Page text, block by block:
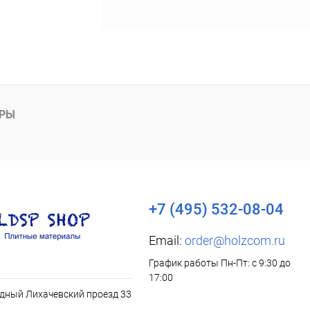
Лихачевский проезд 33
+7 (495) 532-08-04
Email: order@holzcom.ru
График работы Пн-Пт: с 9:30 до
17:00